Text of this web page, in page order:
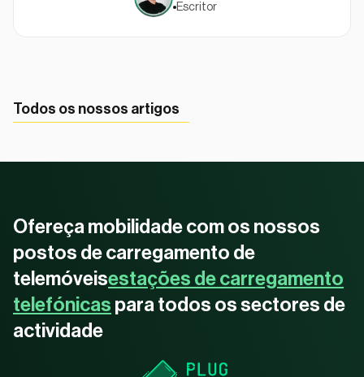
Escritor
Todos os nossos artigos
Ofereça mobilidade com os nossos
postos de carregamento de
telemóveisestações de carregamento
telefónicas para todos os sectores de
actividade